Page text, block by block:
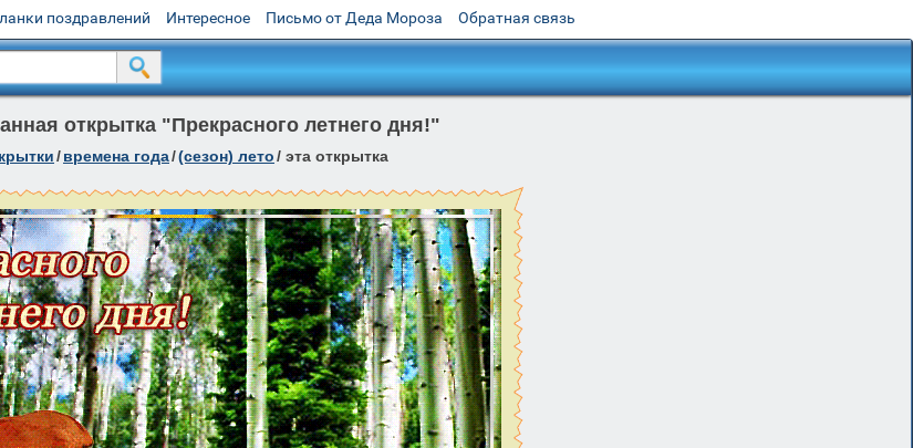
поздравлений Интересное Письмо от Деда Мороза Обратная связь
открытка "Прекрасного летнего дня!"
/времена года/(сезон) лето/ эта открытка